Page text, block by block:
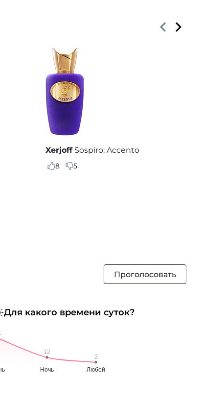
Xerjoff Sospiro: Accento
8 5
Проголосовать
Для какого времени суток?